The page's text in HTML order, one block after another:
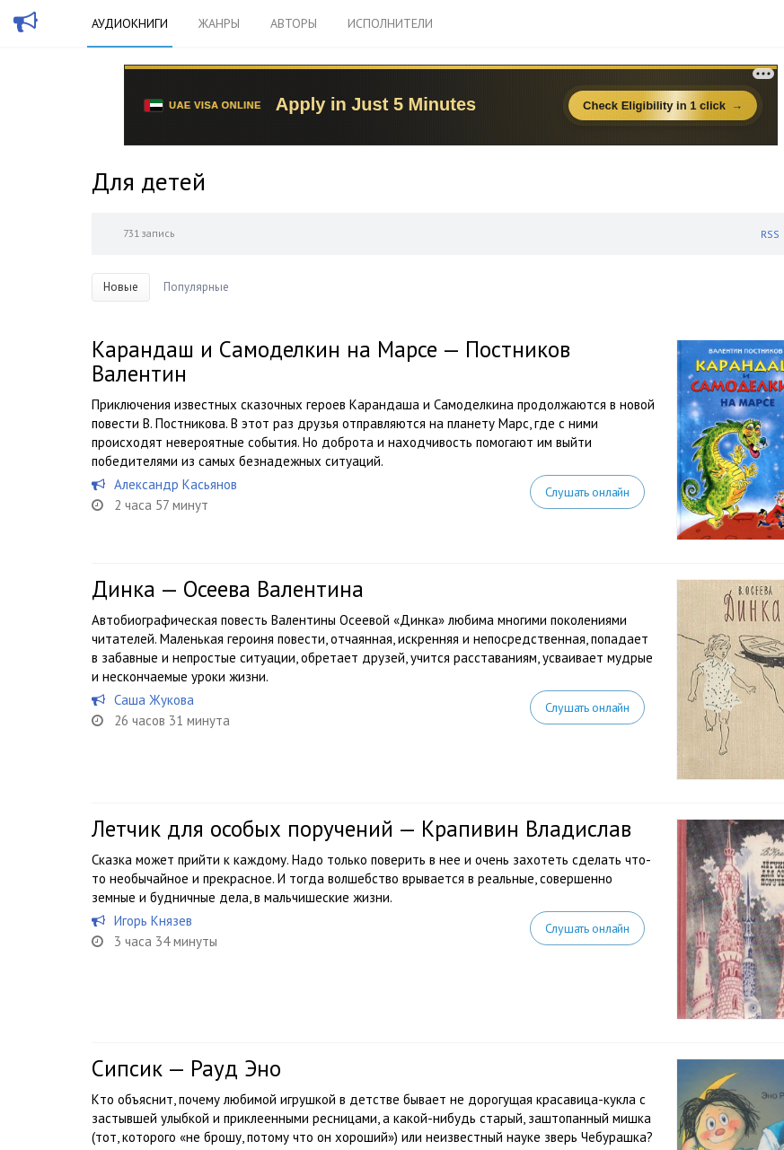
АУДИОКНИГИ ЖАНРЫ АВТОРЫ ИСПОЛНИТЕЛИ
Для детей
731 запись RSS
Новые Популярные
Карандаш и Самоделкин на Марсе — Постников
Валентин
Приключения известных сказочных героев Карандаша и Самоделкина продолжаются в новой
повести В. Постникова. В этот раз друзья отправляются на планету Марс, где с ними
происходят невероятные события. Но доброта и находчивость помогают им выйти
победителями из самых безнадежных ситуаций.
Александр Касьянов
2 часа 57 минут
Слушать онлайн
Динка — Осеева Валентина
Автобиографическая повесть Валентины Осеевой «Динка» любима многими поколениями
читателей. Маленькая героиня повести, отчаянная, искренняя и непосредственная, попадает
в забавные и непростые ситуации, обретает друзей, учится расставаниям, усваивает мудрые
и нескончаемые уроки жизни.
Саша Жукова
26 часов 31 минута
Слушать онлайн
Летчик для особых поручений — Крапивин Владислав
Сказка может прийти к каждому. Надо только поверить в нее и очень захотеть сделать что-
то необычайное и прекрасное. И тогда волшебство врывается в реальные, совершенно
земные и будничные дела, в мальчишеские жизни.
Игорь Князев
3 часа 34 минуты
Слушать онлайн
Сипсик — Рауд Эно
Кто объяснит, почему любимой игрушкой в детстве бывает не дорогущая красавица-кукла с
застывшей улыбкой и приклеенными ресницами, а какой-нибудь старый, заштопанный мишка
(тот, которого «не брошу, потому что он хороший») или неизвестный науке зверь Чебурашка?